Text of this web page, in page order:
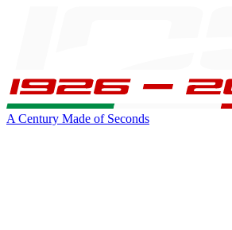
A Century Made of Seconds